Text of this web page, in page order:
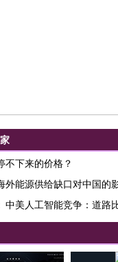
不下来的价格？
外能源供给缺口对中国的
中美人工智能竞争：道路